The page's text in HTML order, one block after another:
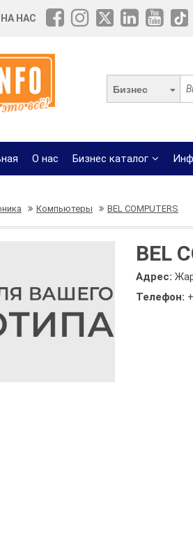
НАС
Бизнес
О нас Бизнес каталог
Компьютеры BEL COMPUTERS
BEL
Адрес:
Телефон: